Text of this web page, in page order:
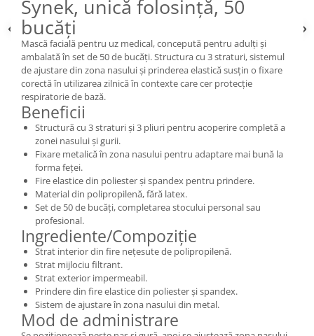
Synek, unică folosință, 50
bucăți
Mască facială pentru uz medical, concepută pentru adulți și
ambalată în set de 50 de bucăți. Structura cu 3 straturi, sistemul
de ajustare din zona nasului și prinderea elastică susțin o fixare
corectă în utilizarea zilnică în contexte care cer protecție
respiratorie de bază.
Beneficii
Structură cu 3 straturi și 3 pliuri pentru acoperire completă a
zonei nasului și gurii.
Fixare metalică în zona nasului pentru adaptare mai bună la
forma feței.
Fire elastice din poliester și spandex pentru prindere.
Material din polipropilenă, fără latex.
Set de 50 de bucăți, completarea stocului personal sau
profesional.
Ingrediente/Compoziție
Strat interior din fire nețesute de polipropilenă.
Strat mijlociu filtrant.
Strat exterior impermeabil.
Prindere din fire elastice din poliester și spandex.
Sistem de ajustare în zona nasului din metal.
Mod de administrare